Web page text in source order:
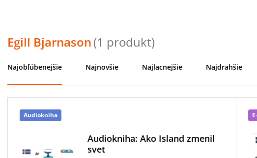
Egill Bjarnason(1 produkt)
Najobľúbenejšie Najnovšie Najlacnejšie Najdrahšie
Audiokniha
Audiokniha: Ako Island zmenil
svet